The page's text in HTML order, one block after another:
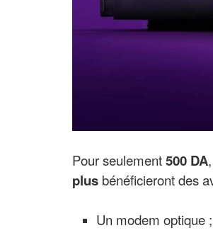
Pour seulement500 DA
plus bénéficieront des
Un modem optique ;